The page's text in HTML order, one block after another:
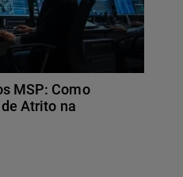
MSP: Como
Atrito na